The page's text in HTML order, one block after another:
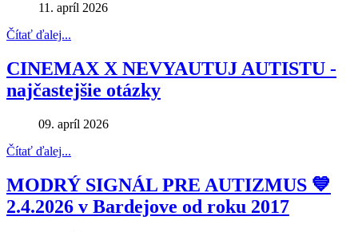
11. apríl 2026
Čítať ďalej...
CINEMAX X NEVYAUTUJ AUTISTU -
najčastejšie otázky
09. apríl 2026
Čítať ďalej...
MODRÝ SIGNÁL PRE AUTIZMUS 💙
2.4.2026 v Bardejove od roku 2017